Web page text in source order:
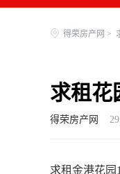
得荣房产网 >
求租花
得荣房产网
求租金港花园